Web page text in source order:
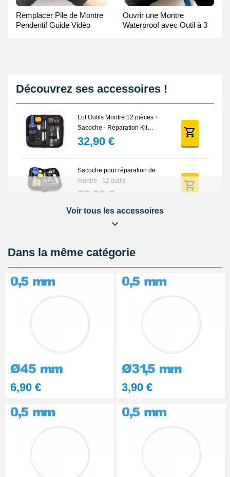
Remplacer Pile de Montre
Pendentif Guide Vidéo
Ouvrir une Montre
Waterproof avec Outil à 3
Découvrez ses accessoires !
Lot Outils Montre 12 pièces +
Sacoche - Réparation Kit
Horlogerie
32,90 €
Sacoche pour réparation de
montre - 12 outils
32,90 €
Lubrijoint – Graisse pour Joint
8,90 €
Kit Réparation Montre
23,90 €
Voir tous les accessoires
Dans la même catégorie
6,90 € 3,90 €